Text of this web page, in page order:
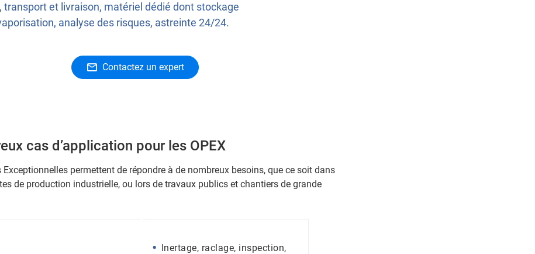
transport et livraison, matériel dédié dont stockage
analyse des risques, astreinte 24/24.
Contactez un expert
cas d’application pour les OPEX
Exceptionnelles permettent de répondre à de nombreux besoins, que ce soit dans
de production industrielle, ou lors de travaux publics et chantiers de grande
Inertage, raclage, inspection,